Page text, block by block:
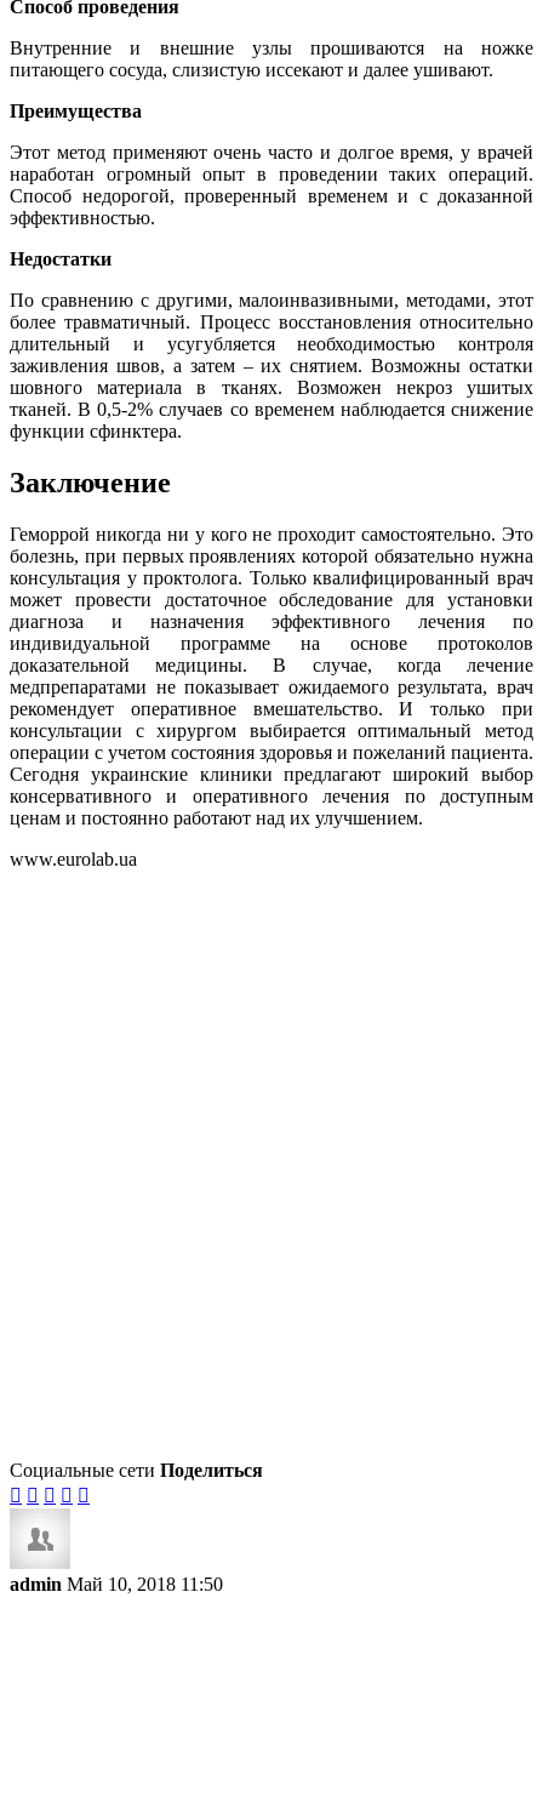
Способ проведения
Внутренние и внешние узлы прошиваются на ножке
питающего сосуда, слизистую иссекают и далее ушивают.
Преимущества
Этот метод применяют очень часто и долгое время, у врачей
наработан огромный опыт в проведении таких операций.
Способ недорогой, проверенный временем и с доказанной
эффективностью.
Недостатки
По сравнению с другими, малоинвазивными, методами, этот
более травматичный. Процесс восстановления относительно
длительный и усугубляется необходимостью контроля
заживления швов, а затем – их снятием. Возможны остатки
шовного материала в тканях. Возможен некроз ушитых
тканей. В 0,5-2% случаев со временем наблюдается снижение
функции сфинктера.
Заключение
Геморрой никогда ни у кого не проходит самостоятельно. Это
болезнь, при первых проявлениях которой обязательно нужна
консультация у проктолога. Только квалифицированный врач
может провести достаточное обследование для установки
диагноза и назначения эффективного лечения по
индивидуальной программе на основе протоколов
доказательной медицины. В случае, когда лечение
медпрепаратами не показывает ожидаемого результата, врач
рекомендует оперативное вмешательство. И только при
консультации с хирургом выбирается оптимальный метод
операции с учетом состояния здоровья и пожеланий пациента.
Сегодня украинские клиники предлагают широкий выбор
консервативного и оперативного лечения по доступным
ценам и постоянно работают над их улучшением.
www.eurolab.ua
Социальные сети Поделиться
    
admin Май 10, 2018 11:50